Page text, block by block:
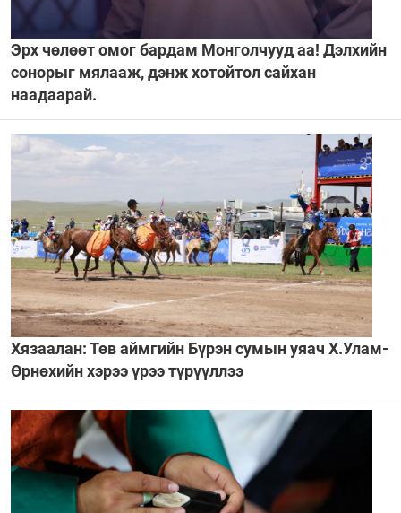
Эрх чөлөөт омог бардам Монголчууд аа! Дэлхийн
сонорыг мялааж, дэнж хотойтол сайхан
наадаарай.
Хязаалан: Төв аймгийн Бүрэн сумын уяач Х.Улам-
Өрнөхийн хэрээ үрээ түрүүллээ